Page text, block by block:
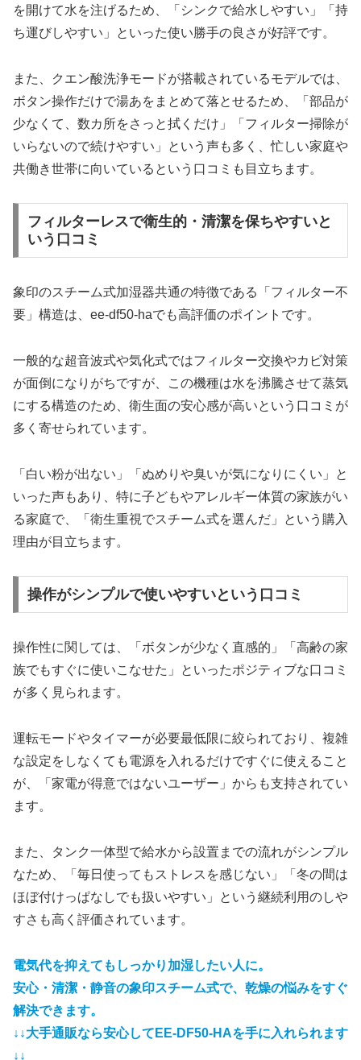
を開けて水を注げるため、「シンクで給水しやすい」「持
ち運びしやすい」といった使い勝手の良さが好評です。
また、クエン酸洗浄モードが搭載されているモデルでは、
ボタン操作だけで湯あをまとめて落とせるため、「部品が
少なくて、数カ所をさっと拭くだけ」「フィルター掃除が
いらないので続けやすい」という声も多く、忙しい家庭や
共働き世帯に向いているという口コミも目立ちます。
フィルターレスで衛生的・清潔を保ちやすいと
いう口コミ
象印のスチーム式加湿器共通の特徴である「フィルター不
要」構造は、ee-df50-haでも高評価のポイントです。
一般的な超音波式や気化式ではフィルター交換やカビ対策
が面倒になりがちですが、この機種は水を沸騰させて蒸気
にする構造のため、衛生面の安心感が高いという口コミが
多く寄せられています。
「白い粉が出ない」「ぬめりや臭いが気になりにくい」と
いった声もあり、特に子どもやアレルギー体質の家族がい
る家庭で、「衛生重視でスチーム式を選んだ」という購入
理由が目立ちます。
操作がシンプルで使いやすいという口コミ
操作性に関しては、「ボタンが少なく直感的」「高齢の家
族でもすぐに使いこなせた」といったポジティブな口コミ
が多く見られます。
運転モードやタイマーが必要最低限に絞られており、複雑
な設定をしなくても電源を入れるだけですぐに使えること
が、「家電が得意ではないユーザー」からも支持されてい
ます。
また、タンク一体型で給水から設置までの流れがシンプル
なため、「毎日使ってもストレスを感じない」「冬の間は
ほぼ付けっぱなしでも扱いやすい」という継続利用のしや
すさも高く評価されています。
電気代を抑えてもしっかり加湿したい人に。
安心・清潔・静音の象印スチーム式で、乾燥の悩みをすぐ
解決できます。
↓↓大手通販なら安心してEE-DF50-HAを手に入れられます
↓↓